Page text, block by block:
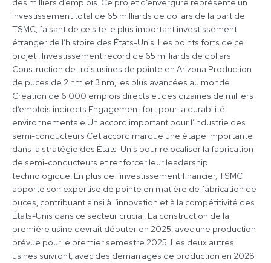
des milliers d’emplois. Ce projet d’envergure représente un
investissement total de 65 milliards de dollars de la part de
TSMC, faisant de ce site le plus important investissement
étranger de l’histoire des États-Unis. Les points forts de ce
projet : Investissement record de 65 milliards de dollars
Construction de trois usines de pointe en Arizona Production
de puces de 2 nm et 3 nm, les plus avancées au monde
Création de 6 000 emplois directs et des dizaines de milliers
d’emplois indirects Engagement fort pour la durabilité
environnementale Un accord important pour l’industrie des
semi-conducteurs Cet accord marque une étape importante
dans la stratégie des États-Unis pour relocaliser la fabrication
de semi-conducteurs et renforcer leur leadership
technologique. En plus de l’investissement financier, TSMC
apporte son expertise de pointe en matière de fabrication de
puces, contribuant ainsi à l’innovation et à la compétitivité des
États-Unis dans ce secteur crucial. La construction de la
première usine devrait débuter en 2025, avec une production
prévue pour le premier semestre 2025. Les deux autres
usines suivront, avec des démarrages de production en 2028